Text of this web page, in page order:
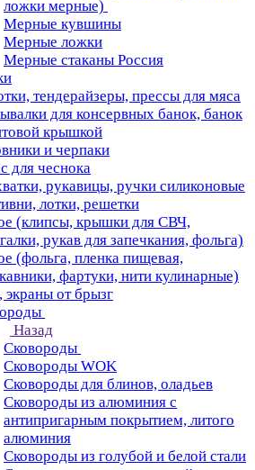
ложки мерные)
Мерные кувшины
Мерные ложки
Мерные стаканы Россия
тендерайзеры, прессы для мяса
для консервных банок, банок
крышкой
и черпаки
для чеснока
рукавицы, ручки силиконовые
лотки, решетки
(клипсы, крышки для СВЧ,
рукав для запечкания, фольга)
(фольга, пленка пищевая,
фартуки, нити кулинарные)
экраны от брызг
Назад
Сковороды
Сковороды WOK
Сковороды для блинов, оладьев
Сковороды из алюминия с
антипригарным покрытием, литого
алюминия
Сковороды из голубой и белой стали